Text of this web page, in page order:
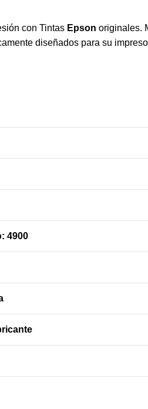
con Tintas Epson originales.
diseñados para su
4900